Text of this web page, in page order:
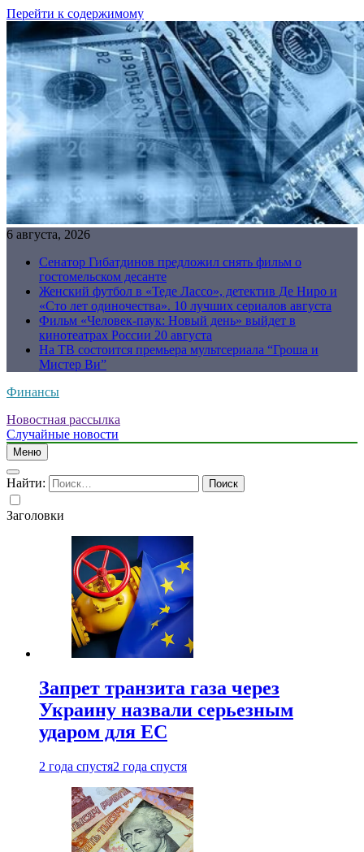
Перейти к содержимому
6 августа, 2026
Сенатор Гибатдинов предложил снять фильм о
гостомельском десанте
Женский футбол в «Теде Лассо», детектив Де Ниро и
«Сто лет одиночества». 10 лучших сериалов августа
Фильм «Человек-паук: Новый день» выйдет в
кинотеатрах России 20 августа
На ТВ состоится премьера мультсериала “Гроша и
Мистер Ви”
Финансы
Новостная рассылка
Случайные новости
Меню
Найти:
Заголовки
Запрет транзита газа через
Украину назвали серьезным
ударом для ЕС
2 года спустя2 года спустя